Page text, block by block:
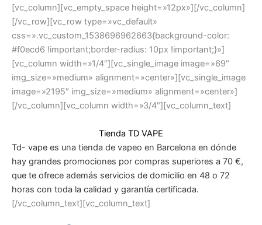
[vc_column][vc_empty_space height=»12px»][/vc_column]
[/vc_row][vc_row type=»vc_default»
css=».vc_custom_1538696962663{background-color:
#f0ecd6 !important;border-radius: 10px !important;}»]
[vc_column width=»1/4″][vc_single_image image=»69″
img_size=»medium» alignment=»center»][vc_single_image
image=»2195″ img_size=»medium» alignment=»center»]
[/vc_column][vc_column width=»3/4″][vc_column_text]
Tienda TD VAPE
Td- vape es una tienda de vapeo en Barcelona en dónde
hay grandes promociones por compras superiores a 70 €,
que te ofrece además servicios de domicilio en 48 o 72
horas con toda la calidad y garantía certificada.
[/vc_column_text][vc_column_text]